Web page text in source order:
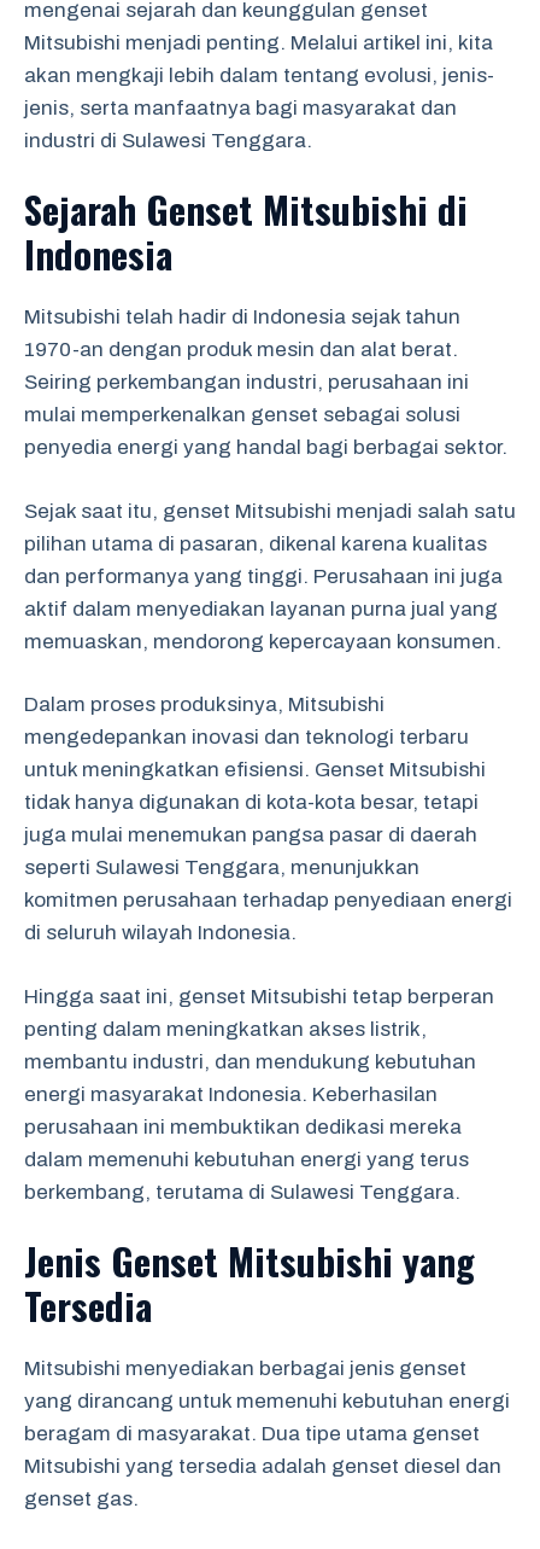
mengenai sejarah dan keunggulan genset
Mitsubishi menjadi penting. Melalui artikel ini, kita
akan mengkaji lebih dalam tentang evolusi, jenis-
jenis, serta manfaatnya bagi masyarakat dan
industri di Sulawesi Tenggara.
Sejarah Genset Mitsubishi di
Indonesia
Mitsubishi telah hadir di Indonesia sejak tahun
1970-an dengan produk mesin dan alat berat.
Seiring perkembangan industri, perusahaan ini
mulai memperkenalkan genset sebagai solusi
penyedia energi yang handal bagi berbagai sektor.
Sejak saat itu, genset Mitsubishi menjadi salah satu
pilihan utama di pasaran, dikenal karena kualitas
dan performanya yang tinggi. Perusahaan ini juga
aktif dalam menyediakan layanan purna jual yang
memuaskan, mendorong kepercayaan konsumen.
Dalam proses produksinya, Mitsubishi
mengedepankan inovasi dan teknologi terbaru
untuk meningkatkan efisiensi. Genset Mitsubishi
tidak hanya digunakan di kota-kota besar, tetapi
juga mulai menemukan pangsa pasar di daerah
seperti Sulawesi Tenggara, menunjukkan
komitmen perusahaan terhadap penyediaan energi
di seluruh wilayah Indonesia.
Hingga saat ini, genset Mitsubishi tetap berperan
penting dalam meningkatkan akses listrik,
membantu industri, dan mendukung kebutuhan
energi masyarakat Indonesia. Keberhasilan
perusahaan ini membuktikan dedikasi mereka
dalam memenuhi kebutuhan energi yang terus
berkembang, terutama di Sulawesi Tenggara.
Jenis Genset Mitsubishi yang
Tersedia
Mitsubishi menyediakan berbagai jenis genset
yang dirancang untuk memenuhi kebutuhan energi
beragam di masyarakat. Dua tipe utama genset
Mitsubishi yang tersedia adalah genset diesel dan
genset gas.